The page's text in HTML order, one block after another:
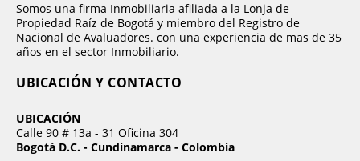
Somos una firma Inmobiliaria afiliada a la Lonja de
Propiedad Raíz de Bogotá y miembro del Registro de
Nacional de Avaluadores. con una experiencia de mas de 35
años en el sector Inmobiliario.
UBICACIÓN Y CONTACTO
UBICACIÓN
Calle 90 # 13a - 31 Oficina 304
Bogotá D.C. - Cundinamarca - Colombia